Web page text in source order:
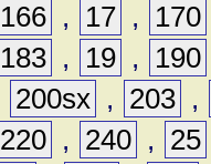
166 , 17 , 170
183 , 19 , 190
200sx , 203 ,
220 , 240 , 25